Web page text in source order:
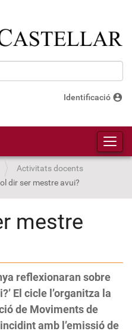
Identificació account_circle
Activitats docents
dir ser mestre avui?
mestre
reflexionaran sobre
El cicle l’organitza la
de Moviments de
amb l’emissió de